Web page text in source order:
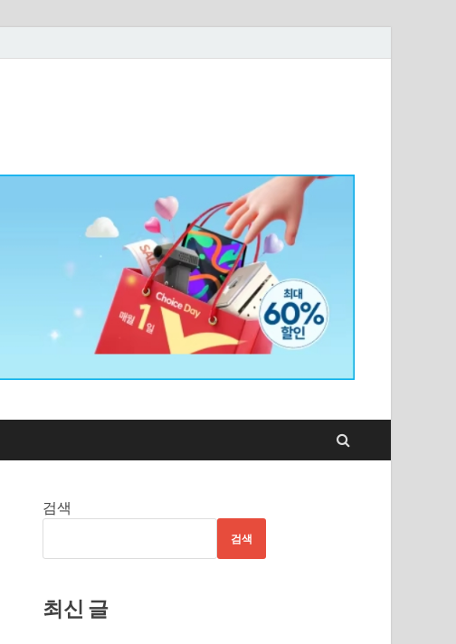
검색
검색
최신 글